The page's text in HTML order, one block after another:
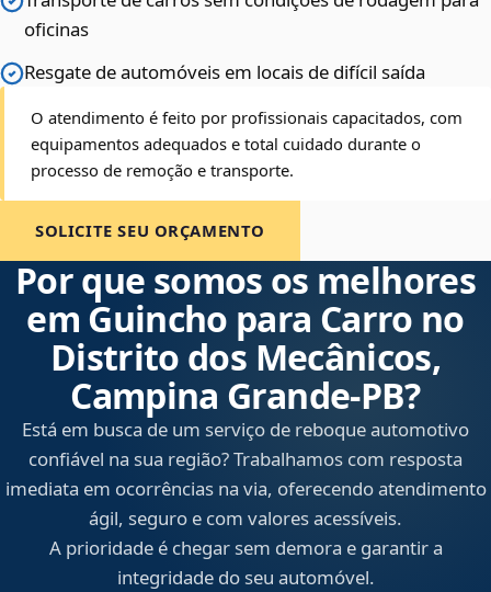
oficinas
Resgate de automóveis em locais de difícil saída
O atendimento é feito por profissionais capacitados, com
equipamentos adequados e total cuidado durante o
processo de remoção e transporte.
SOLICITE SEU ORÇAMENTO
Por que somos os melhores
em Guincho para Carro no
Distrito dos Mecânicos,
Campina Grande‑PB?
Está em busca de um serviço de reboque automotivo
confiável na sua região? Trabalhamos com resposta
imediata em ocorrências na via, oferecendo atendimento
ágil, seguro e com valores acessíveis.
A prioridade é chegar sem demora e garantir a
integridade do seu automóvel.